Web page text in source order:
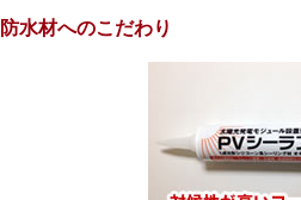
防水材へのこだわり